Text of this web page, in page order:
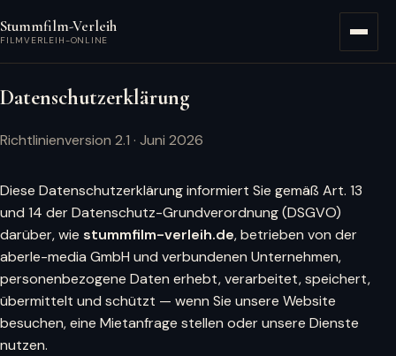
Stummfilm-Verleih
FILMVERLEIH-ONLINE
Datenschutzerklärung
Richtlinienversion 2.1 · Juni 2026
Diese Datenschutzerklärung informiert Sie gemäß Art. 13
und 14 der Datenschutz-Grundverordnung (DSGVO)
darüber, wie stummfilm-verleih.de, betrieben von der
aberle-media GmbH und verbundenen Unternehmen,
personenbezogene Daten erhebt, verarbeitet, speichert,
übermittelt und schützt — wenn Sie unsere Website
besuchen, eine Mietanfrage stellen oder unsere Dienste
nutzen.